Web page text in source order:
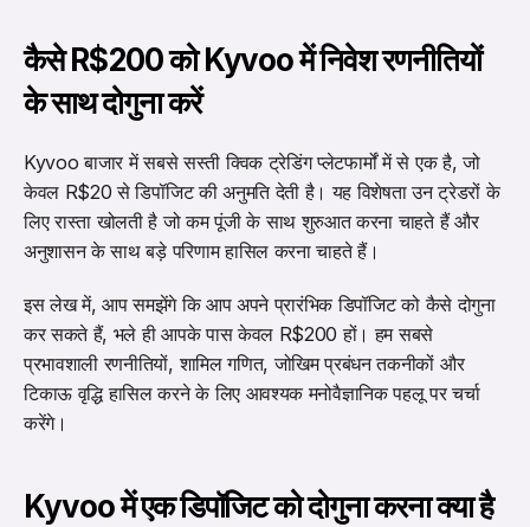
कैसे R$200 को Kyvoo में निवेश रणनीतियों
के साथ दोगुना करें
Kyvoo बाजार में सबसे सस्ती क्विक ट्रेडिंग प्लेटफार्मों में से एक है, जो
केवल R$20 से डिपॉजिट की अनुमति देती है। यह विशेषता उन ट्रेडरों के
लिए रास्ता खोलती है जो कम पूंजी के साथ शुरुआत करना चाहते हैं और
अनुशासन के साथ बड़े परिणाम हासिल करना चाहते हैं।
इस लेख में, आप समझेंगे कि आप अपने प्रारंभिक डिपॉजिट को कैसे दोगुना
कर सकते हैं, भले ही आपके पास केवल R$200 हों। हम सबसे
प्रभावशाली रणनीतियों, शामिल गणित, जोखिम प्रबंधन तकनीकों और
टिकाऊ वृद्धि हासिल करने के लिए आवश्यक मनोवैज्ञानिक पहलू पर चर्चा
करेंगे।
Kyvoo में एक डिपॉजिट को दोगुना करना क्या है